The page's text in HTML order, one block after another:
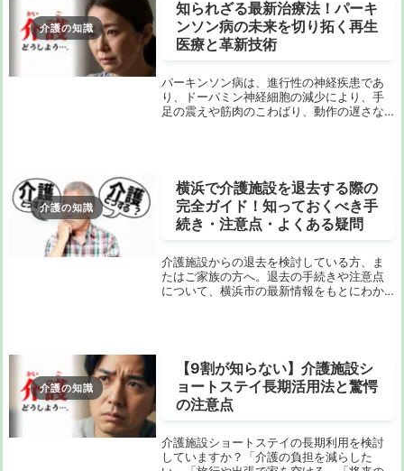
介護の知識
知られざる最新治療法！パーキ
ンソン病の未来を切り拓く再生
医療と革新技術
パーキンソン病は、進行性の神経疾患であ
り、ドーパミン神経細胞の減少により、手
足の震えや筋肉のこわばり、動作の遅さな
介護の知識
横浜で介護施設を退去する際の
完全ガイド！知っておくべき手
続き・注意点・よくある疑問
介護施設からの退去を検討している方、ま
たはご家族の方へ。退去の手続きや注意点
について、横浜市の最新情報をもとにわか
介護の知識
【9割が知らない】介護施設シ
ョートステイ長期活用法と驚愕
の注意点
介護施設ショートステイの長期利用を検討
していますか？「介護の負担を減らした